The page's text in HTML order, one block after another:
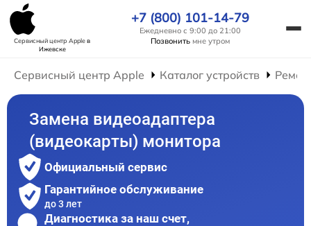
Сервисный центр Appleв
Ижевске
+7 (800) 101-14-79
Ежедневно с 9:00 до 21:00
Позвонить мне утром
Сервисный центр Apple Каталог устройств
Замена видеоадаптера
(видеокарты) монитора
Официальный сервис
Гарантийное обслуживание
до 3 лет
Диагностика за наш счет,